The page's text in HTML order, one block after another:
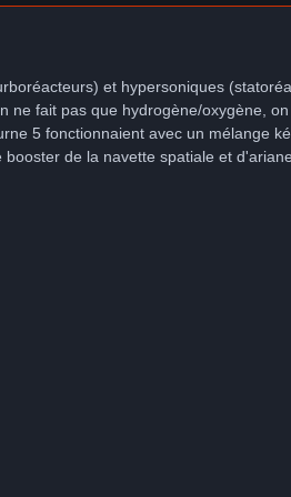
et hypersoniques
ne fait pas que hydrogène/oxygène,
5 fonctionnaient avec un mélange
de la navette spatiale et